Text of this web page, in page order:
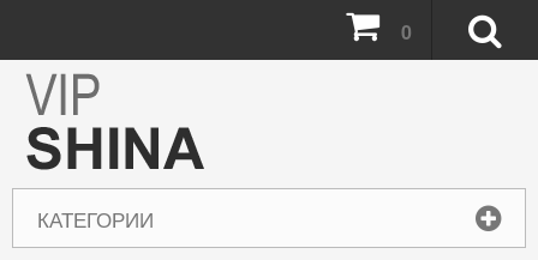
КАТЕГОРИИ
0